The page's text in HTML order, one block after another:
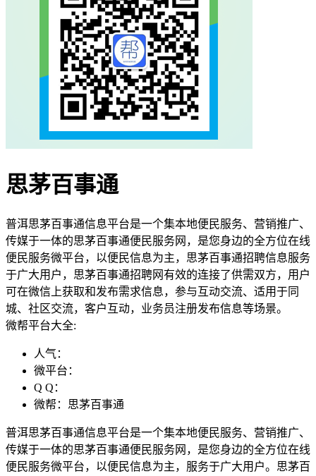
思茅百事通
普洱思茅百事通信息平台是一个集本地便民服务、营销推广、
传媒于一体的思茅百事通便民服务网，是您身边的全方位在线
便民服务微平台，以便民信息为主，思茅百事通招聘信息服务
于广大用户，思茅百事通招聘网有效的连接了供需双方，用户
可在微信上获取和发布需求信息，参与互动交流、适用于同
城、社区交流，客户互动，业务员注册发布信息等场景。
微帮平台大全:
人气：
微平台：
Q Q：
微帮：思茅百事通
普洱思茅百事通信息平台是一个集本地便民服务、营销推广、
传媒于一体的思茅百事通便民服务网，是您身边的全方位在线
便民服务微平台，以便民信息为主，服务于广大用户。思茅百